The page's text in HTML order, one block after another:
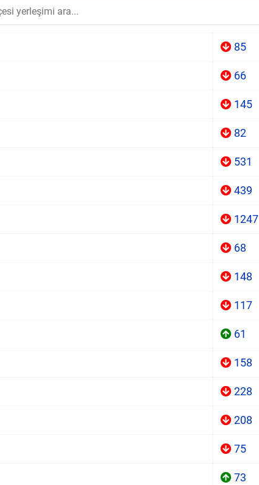
85
66
145
82
531
439
1247
68
148
117
61
158
228
208
75
73